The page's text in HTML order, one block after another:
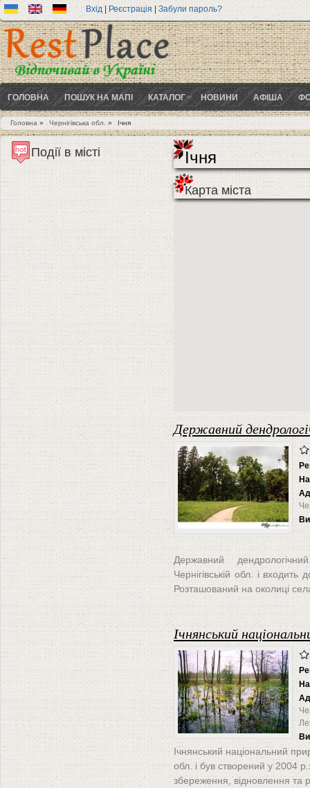
Вхід | Реєстрація|Забули пароль?
ГОЛОВНА ПОШУК НА МАПІ КАТАЛОГ НОВИНИ АФІША
Ви є тут
Головна» Чернігівська обл.» Ічня
Ічня
Карта міста
Державний
Державний
Чернігівській обл. і входить
Розташований на околиці
Ічнянський
Ічнянський національний
обл. і був створений у 2004
збереження, відновлення та
Події в місті